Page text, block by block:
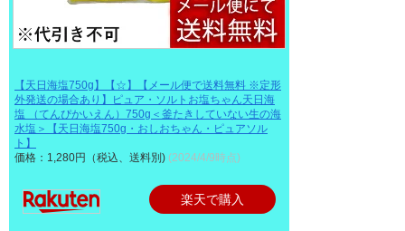
【天日海塩750g】【☆】【メール便で送料無料 ※定形
外発送の場合あり】ピュア・ソルトお塩ちゃん天日海
塩 （てんぴかいえん）750g＜釜たきしていない生の海
水塩＞【天日海塩750g・おしおちゃん・ピュアソル
ト】
価格：1,280円（税込、送料別) (2024/4/9時点)
楽天で購入